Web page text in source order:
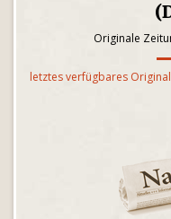
Originale
letztes verfügbares